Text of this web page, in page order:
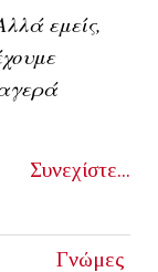
λλά εμείς,
Συνεχίστε...
Γνώμες